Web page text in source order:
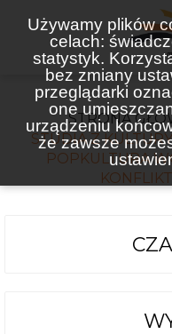
Używamy plików
celach:
statystyk.
bez zmiany
przeglądarki
one
urządzeniu
że zawsze
STRONA
STUDIA Z
POPKULTURA